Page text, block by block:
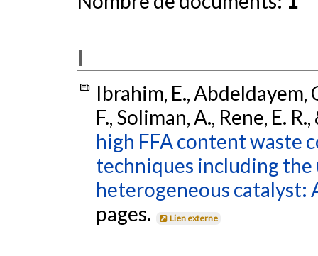
I
Ibrahim, E., Abdeldayem,
F., Soliman, A., Rene, E.
high FFA content
techniques including
heterogeneous catalyst:
pages.
Lien externe